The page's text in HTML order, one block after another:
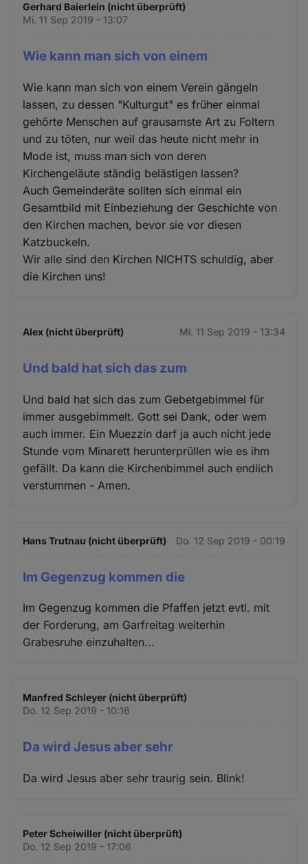
Gerhard Baierlein (nicht überprüft)
Mi. 11 Sep 2019 - 13:07
Wie kann man sich von einem
Wie kann man sich von einem Verein gängeln
lassen, zu dessen "Kulturgut" es früher einmal
gehörte Menschen auf grausamste Art zu Foltern
und zu töten, nur weil das heute nicht mehr in
Mode ist, muss man sich von deren
Kirchengeläute ständig belästigen lassen?
Auch Gemeinderäte sollten sich einmal ein
Gesamtbild mit Einbeziehung der Geschichte von
den Kirchen machen, bevor sie vor diesen
Katzbuckeln.
Wir alle sind den Kirchen NICHTS schuldig, aber
die Kirchen uns!
Alex (nicht überprüft) Mi. 11 Sep 2019 - 13:34
Und bald hat sich das zum
Und bald hat sich das zum Gebetgebimmel für
immer ausgebimmelt. Gott sei Dank, oder wem
auch immer. Ein Muezzin darf ja auch nicht jede
Stunde vom Minarett herunterprüllen wie es ihm
gefällt. Da kann die Kirchenbimmel auch endlich
verstummen - Amen.
Hans Trutnau (nicht überprüft) Do. 12 Sep 2019 - 00:19
Im Gegenzug kommen die
Im Gegenzug kommen die Pfaffen jetzt evtl. mit
der Forderung, am Garfreitag weiterhin
Grabesruhe einzuhalten...
Manfred Schleyer (nicht überprüft)
Do. 12 Sep 2019 - 10:16
Da wird Jesus aber sehr
Da wird Jesus aber sehr traurig sein. Blink!
Peter Scheiwiller (nicht überprüft)
Do. 12 Sep 2019 - 17:06